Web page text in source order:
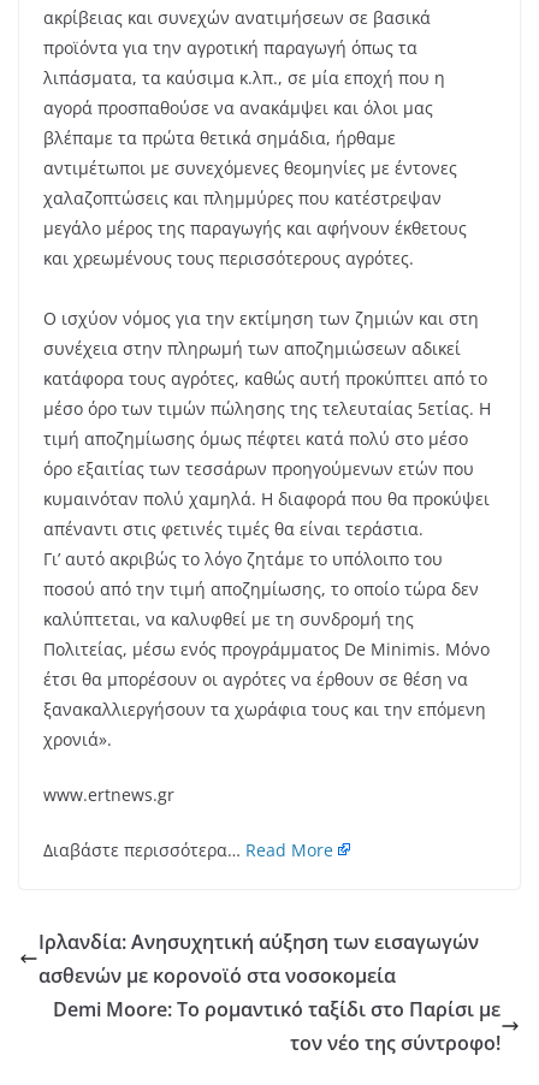
ακρίβειας και συνεχών ανατιμήσεων σε βασικά
προϊόντα για την αγροτική παραγωγή όπως τα
λιπάσματα, τα καύσιμα κ.λπ., σε μία εποχή που η
αγορά προσπαθούσε να ανακάμψει και όλοι μας
βλέπαμε τα πρώτα θετικά σημάδια, ήρθαμε
αντιμέτωποι με συνεχόμενες θεομηνίες με έντονες
χαλαζοπτώσεις και πλημμύρες που κατέστρεψαν
μεγάλο μέρος της παραγωγής και αφήνουν έκθετους
και χρεωμένους τους περισσότερους αγρότες.
Ο ισχύον νόμος για την εκτίμηση των ζημιών και στη
συνέχεια στην πληρωμή των αποζημιώσεων αδικεί
κατάφορα τους αγρότες, καθώς αυτή προκύπτει από το
μέσο όρο των τιμών πώλησης της τελευταίας 5ετίας. Η
τιμή αποζημίωσης όμως πέφτει κατά πολύ στο μέσο
όρο εξαιτίας των τεσσάρων προηγούμενων ετών που
κυμαινόταν πολύ χαμηλά. Η διαφορά που θα προκύψει
απέναντι στις φετινές τιμές θα είναι τεράστια.
Γι’ αυτό ακριβώς το λόγο ζητάμε το υπόλοιπο του
ποσού από την τιμή αποζημίωσης, το οποίο τώρα δεν
καλύπτεται, να καλυφθεί με τη συνδρομή της
Πολιτείας, μέσω ενός προγράμματος De Minimis. Μόνο
έτσι θα μπορέσουν οι αγρότες να έρθουν σε θέση να
ξανακαλλιεργήσουν τα χωράφια τους και την επόμενη
χρονιά».
www.ertnews.gr
Διαβάστε περισσότερα… Read More
Ιρλανδία: Ανησυχητική αύξηση των εισαγωγών
ασθενών με κορονοϊό στα νοσοκομεία
Demi Moore: Το ρομαντικό ταξίδι στο Παρίσι με
τον νέο της σύντροφο!